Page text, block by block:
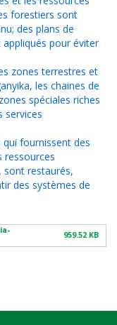
forestiers sont
des plans de
pour éviter
zones terrestres et
les chaines de
spéciales riches
services
qui fournissent des
ressources
sont restaurés,
des systèmes de
959.52 KB